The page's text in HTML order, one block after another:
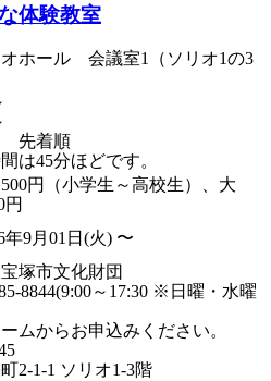
体験教室
ホール 会議室1（ソリオ1の3
先着順
は45分ほどです。
円（小学生～高校生）、大
円
年9月01日(火) 〜
宝塚市文化財団
8844(9:00～17:30 ※日曜・水曜
ムからお申込みください。
2-1-1 ソリオ1-3階